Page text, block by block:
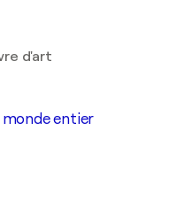
d'art
monde entier